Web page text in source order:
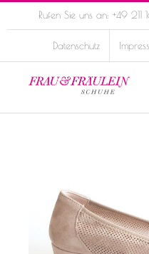
to
Rufen Sie uns an: +49 211
Datenschutz